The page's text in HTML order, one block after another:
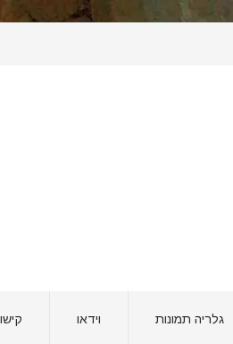
גלריה תמונות וידאו